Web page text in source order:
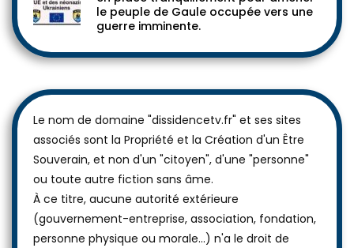
le peuple de Gaule occupée vers une
guerre imminente.
Le nom de domaine "dissidencetv.fr" et ses sites
associés sont la Propriété et la Création d'un Être
Souverain, et non d'un "citoyen", d'une "personne"
ou toute autre fiction sans âme.
À ce titre, aucune autorité extérieure
(gouvernement-entreprise, association, fondation,
personne physique ou morale...) n'a le droit de